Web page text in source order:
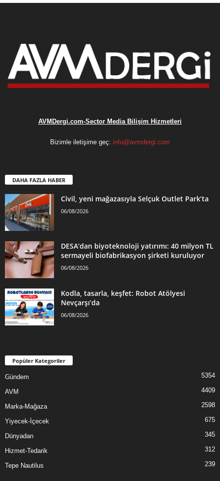
AVMDergi.com-Sector Media Bilişim Hizmetleri
Bizimle iletişime geç: info@avmdergi.com
DAHA FAZLA HABER
Civil, yeni mağazasıyla Selçuk Outlet Park’ta
06/08/2026
DESA’dan biyoteknoloji yatırımı: 40 milyon TL
sermayeli biofabrikasyon şirketi kuruluyor
06/08/2026
Kodla, tasarla, keşfet: Robot Atölyesi
Nevçarşı’da
06/08/2026
Popüler Kategoriler
Gündem 5354
AVM 4409
Marka-Mağaza 2598
Yiyecek-İçecek 675
Dünyadan 345
Hizmet-Tedarik 312
Tepe Nautilus 239